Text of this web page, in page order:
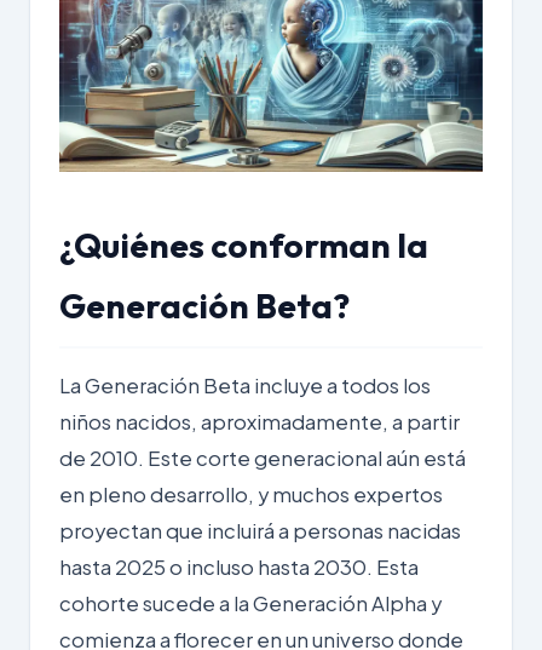
¿Quiénes conforman la
Generación Beta?
La Generación Beta incluye a todos los
niños nacidos, aproximadamente, a partir
de 2010. Este corte generacional aún está
en pleno desarrollo, y muchos expertos
proyectan que incluirá a personas nacidas
hasta 2025 o incluso hasta 2030. Esta
cohorte sucede a la Generación Alpha y
comienza a florecer en un universo donde